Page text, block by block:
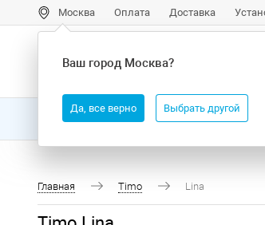
Ваш город Москва?
Да, все верно Выбрать другой
Москва Оплата Доставка
Все товары Бренды
Главная Timo Lina